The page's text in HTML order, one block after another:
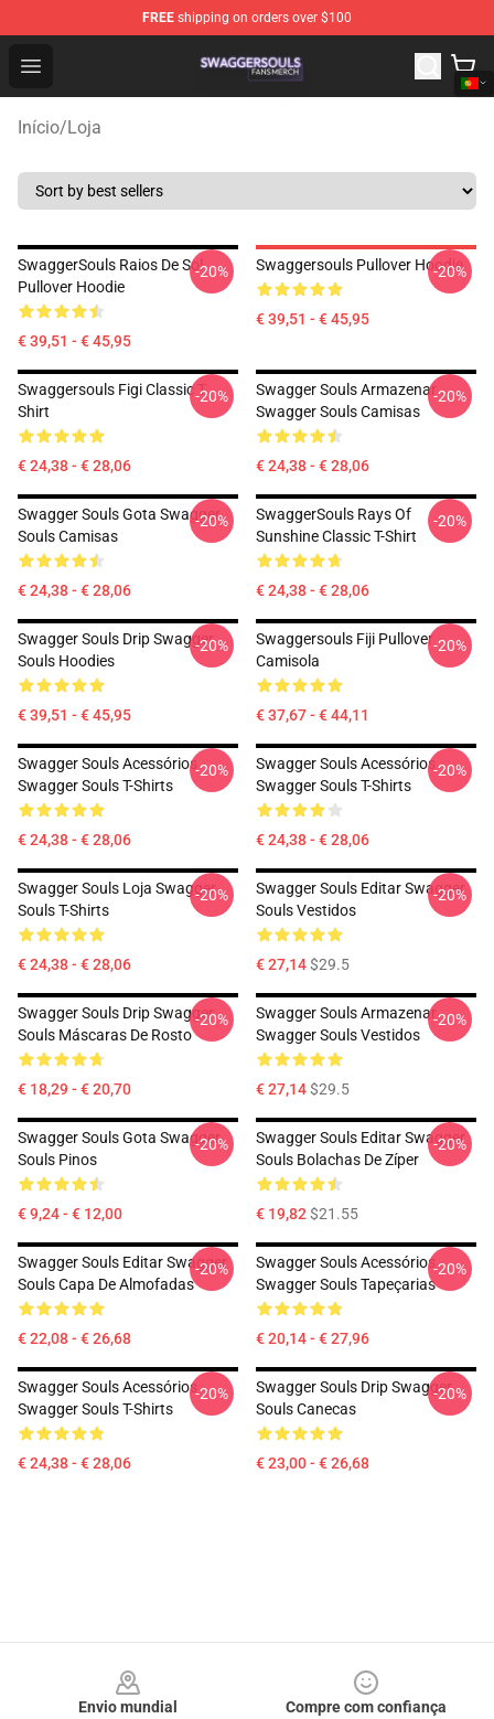
FREE shipping on orders over $100
Open menu
Swagger Souls Shop - Official Swagger Souls
Início/Loja
SwaggerSouls Raios De Sol
Pullover Hoodie
€ 39,51 - € 45,95
-20% Swaggersouls Pullover Hoodie
€ 39,51 - € 45,95
-20%
Swaggersouls Figi Classic T
Shirt
€ 24,38 - € 28,06
-20%
Swagger Souls Armazenar
Swagger Souls Camisas
€ 24,38 - € 28,06
-20%
Swagger Souls Gota Swagger
Souls Camisas
€ 24,38 - € 28,06
-20%
SwaggerSouls Rays Of
Sunshine Classic T-Shirt
€ 24,38 - € 28,06
-20%
Swagger Souls Drip Swagger
Souls Hoodies
€ 39,51 - € 45,95
-20%
Swaggersouls Fiji Pullover
Camisola
€ 37,67 - € 44,11
-20%
Swagger Souls Acessórios
Swagger Souls T-Shirts
€ 24,38 - € 28,06
-20%
Swagger Souls Acessórios
Swagger Souls T-Shirts
€ 24,38 - € 28,06
-20%
Swagger Souls Loja Swagger
Souls T-Shirts
€ 24,38 - € 28,06
-20%
Swagger Souls Editar Swagger
Souls Vestidos
€ 27,14$29.5
-20%
Swagger Souls Drip Swagger
Souls Máscaras De Rosto
€ 18,29 - € 20,70
-20%
Swagger Souls Armazenar
Swagger Souls Vestidos
€ 27,14$29.5
-20%
Swagger Souls Gota Swagger
Souls Pinos
€ 9,24 - € 12,00
-20%
Swagger Souls Editar Swagger
Souls Bolachas De Zíper
€ 19,82$21.55
-20%
Swagger Souls Editar Swagger
Souls Capa De Almofadas
€ 22,08 - € 26,68
-20%
Swagger Souls Acessórios
Swagger Souls Tapeçarias
€ 20,14 - € 27,96
-20%
Swagger Souls Acessórios
Swagger Souls T-Shirts
€ 24,38 - € 28,06
-20%
Swagger Souls Drip Swagger
Souls Canecas
€ 23,00 - € 26,68
-20%
Envio mundial
Compre com confiança